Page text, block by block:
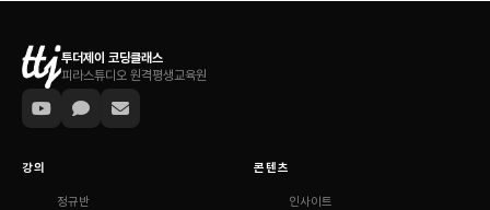
투더제이 코딩클래스
피라스튜디오 원격평생교육원
강의
정규반
콘텐츠
인사이트